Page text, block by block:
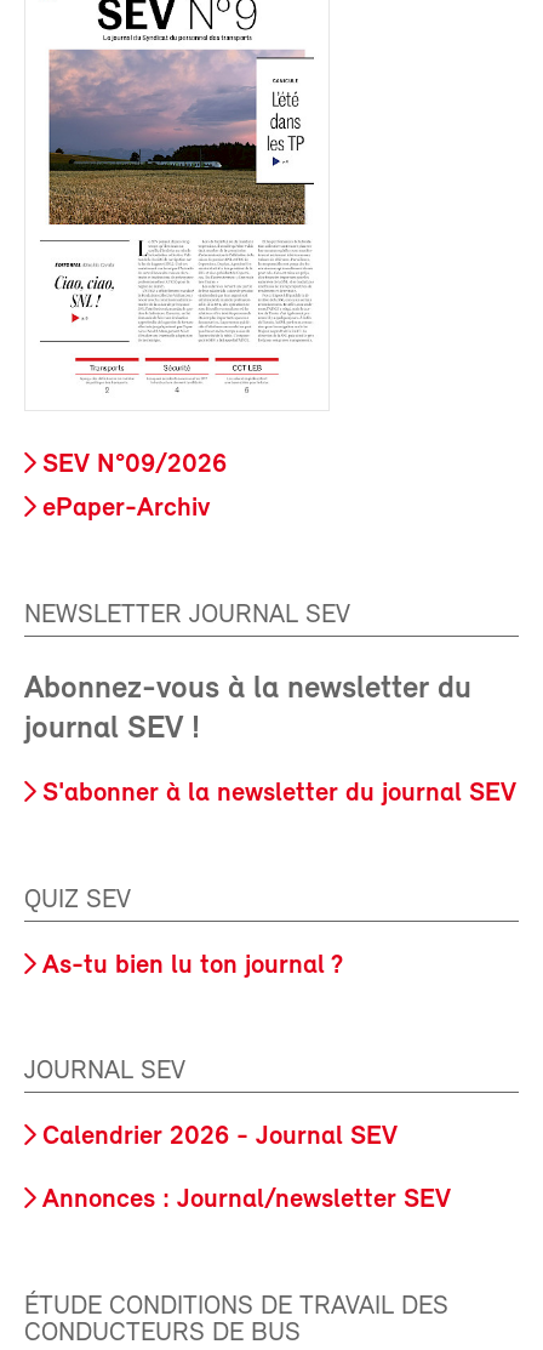
SEV N°09/2026
ePaper-Archiv
NEWSLETTER JOURNAL SEV
Abonnez-vous à la newsletter du
journal SEV !
S'abonner à la newsletter du journal SEV
QUIZ SEV
As-tu bien lu ton journal ?
JOURNAL SEV
Calendrier 2026 - Journal SEV
Annonces : Journal/newsletter SEV
ÉTUDE CONDITIONS DE TRAVAIL DES
CONDUCTEURS DE BUS